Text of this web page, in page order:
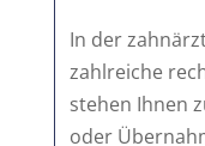
In der
zahlreiche
stehen Ihnen
oder